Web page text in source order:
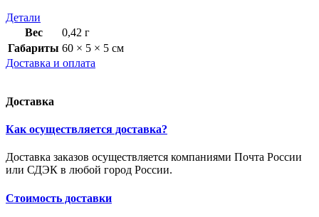
Детали
Вес
0,42 г
Габариты 60 × 5 × 5 см
Доставка и оплата
Доставка
Как осуществляется доставка?
Доставка заказов осуществляется компаниями Почта России
или СДЭК в любой город России.
Стоимость доставки